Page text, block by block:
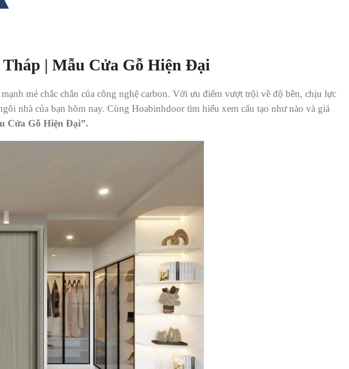
| Mẫu Cửa Gỗ Hiện Đại
mẻ chắc chắn của công nghệ carbon. Với ưu điểm vượt trội về độ bền, chịu lực
nhà của bạn hôm nay. Cùng Hoabinhdoor tìm hiểu xem cấu tạo như nào và giá
Cửa Gỗ Hiện Đại”.